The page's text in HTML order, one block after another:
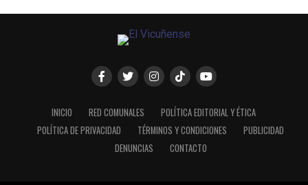
INICIO RED COMUNALES
POLÍTICA EDITORIAL Y ÉTICA
POLÍTICA DE PRIVACIDAD
TÉRMINOS Y CONDICIONES
PUBLICIDAD
DENUNCIAS
CONTACTO